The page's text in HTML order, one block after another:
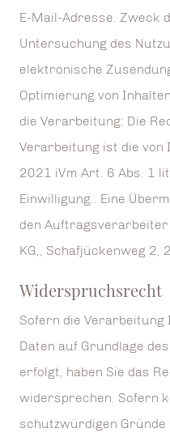
E-Mail-Adresse. Zweck
Untersuchung des
elektronische
Optimierung von
die Verarbeitung: Die
Verarbeitung ist die von
2021 iVm Art. 6 Abs. 1
Einwilligung.. Eine
den Auftragsverarbeiter
KG,, Schafjückenweg 2,
Widerspruchsrecht
Sofern die Verarbeitung
Daten auf Grundlage
erfolgt, haben Sie das
widersprechen. Sofern
schutzwürdigen